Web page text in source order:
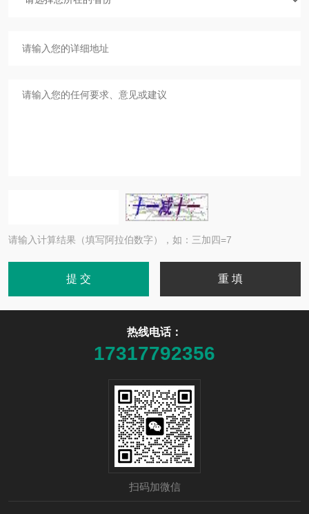
请输入计算结果（填写阿拉伯数字），如：三加四=7
热线电话：
17317792356
扫码加微信